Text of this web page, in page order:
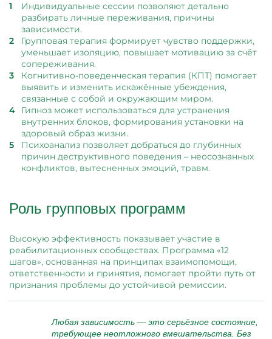
Индивидуальные сессии позволяют детально
разбирать личные переживания, причины
зависимости.
Групповая терапия формирует чувство поддержки,
уменьшает изоляцию, повышает мотивацию за счёт
сопереживания.
Когнитивно-поведенческая терапия (КПТ) помогает
выявить и изменить искажённые убеждения,
связанные с собой и окружающим миром.
Гипноз может использоваться для устранения
внутренних блоков, формирования установки на
здоровый образ жизни.
Психоанализ позволяет добраться до глубинных
причин деструктивного поведения – неосознанных
конфликтов, вытесненных эмоций, травм.
Роль групповых программ
Высокую эффективность показывает участие в
реабилитационных сообществах. Программа «12
шагов», основанная на принципах взаимопомощи,
ответственности и принятия, помогает пройти путь от
признания проблемы до устойчивой ремиссии.
Любая зависимость — это серьёзное состояние,
требующее неотложного вмешательства. Без